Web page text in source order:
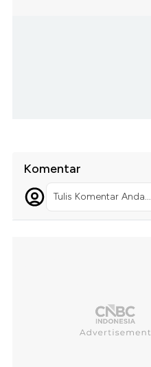
Komentar
Tulis Komentar Anda...